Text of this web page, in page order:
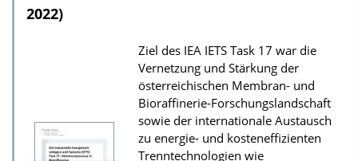
s
z
u
r
P
2022)
Ziel des IEA IETS Task 17 war die
Vernetzung und Stärkung der
österreichischen Membran- und
Bioraffinerie-Forschungslandschaft
sowie der internationale Austausch
zu energie- und kosteneffizienten
Trenntechnologien wie